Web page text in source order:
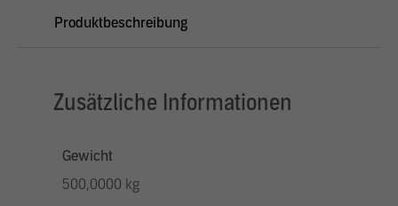
Produktbeschreibung
Zusätzliche Informationen
Gewicht
500,0000 kg